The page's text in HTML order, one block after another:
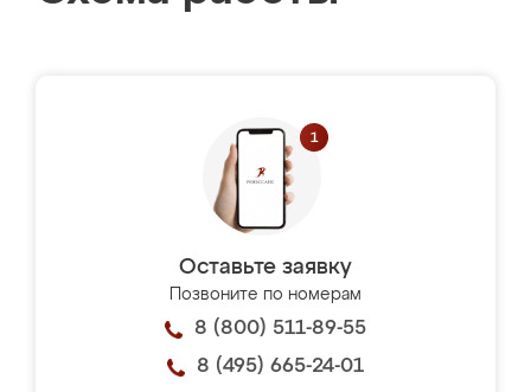
Оставьте заявку
Позвоните по номерам
8 (800) 511-89-55
8 (495) 665-24-01